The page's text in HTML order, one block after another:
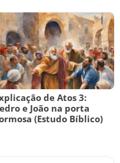
de Atos 3:
e João na porta
(Estudo Bíblico)